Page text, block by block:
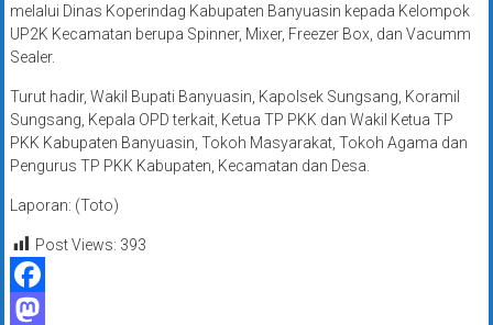
melalui Dinas Koperindag Kabupaten Banyuasin kepada Kelompok
UP2K Kecamatan berupa Spinner, Mixer, Freezer Box, dan Vacumm
Sealer.
Turut hadir, Wakil Bupati Banyuasin, Kapolsek Sungsang, Koramil
Sungsang, Kepala OPD terkait, Ketua TP PKK dan Wakil Ketua TP
PKK Kabupaten Banyuasin, Tokoh Masyarakat, Tokoh Agama dan
Pengurus TP PKK Kabupaten, Kecamatan dan Desa.
Laporan: (Toto)
Post Views: 393
Facebook